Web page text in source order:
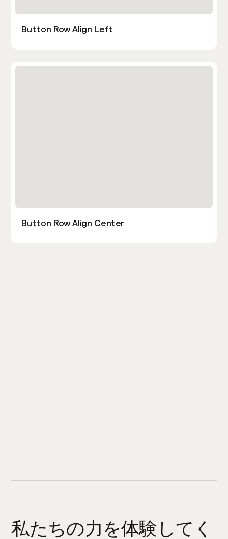
Button Row Align Left
Button Row Align Center
私たちの力を体験してく